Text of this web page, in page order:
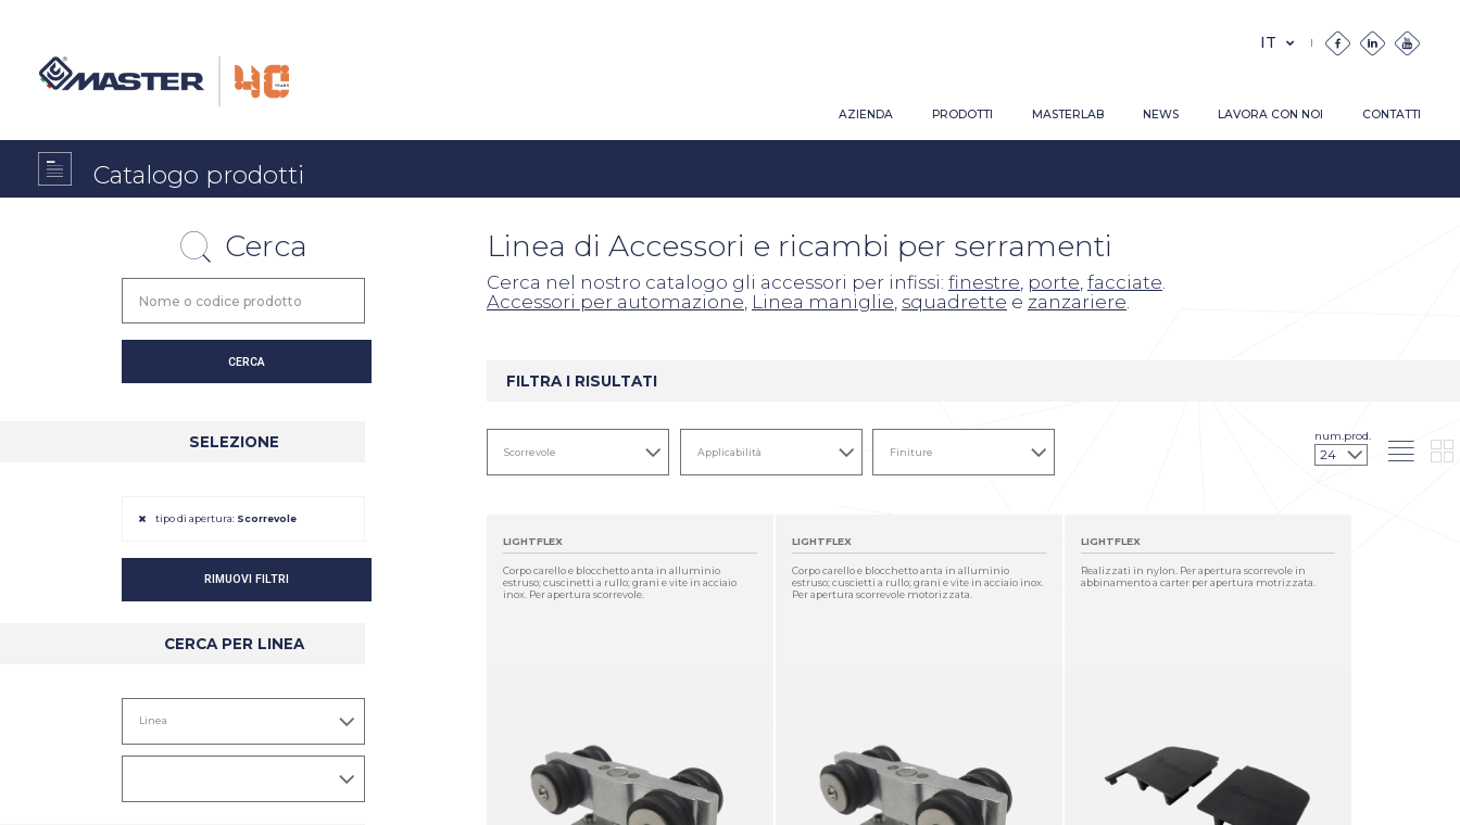
AZIENDA PRODOTTI MASTERLAB NEWS LAVORA CON NOI CONTATTI
Catalogo prodotti
Cerca
SELEZIONE
tipo di apertura: Scorrevole
RIMUOVI FILTRI
CERCA PER LINEA
Linea di Accessori e ricambi per serramenti
Cerca nel nostro catalogo gli accessori per infissi: finestre, porte, facciate.
Accessori per automazione, Linea maniglie, squadrette e zanzariere.
FILTRA I RISULTATI
num.prod.
LIGHTFLEX
Corpo carello e blocchetto anta in alluminio
estruso; cuscinetti a rullo; grani e vite in acciaio
inox. Per apertura scorrevole.
LIGHTFLEX
Corpo carello e blocchetto anta in alluminio
estruso; cuscietti a rullo; grani e vite in acciaio inox.
Per apertura scorrevole motorizzata.
DETTAGLIO
LIGHTFLEX
Realizzati in nylon. Per apertura scorrevole in
abbinamento a carter per apertura motrizzata.